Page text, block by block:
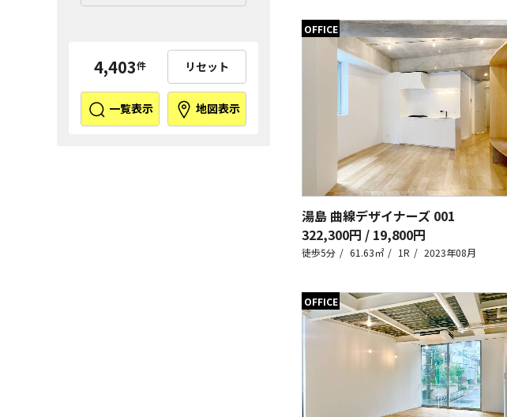
4,403件 リセット
一覧表示 地図表示
OFFICE
湯島 曲線デザイナーズ 001
322,300円 / 19,800円
徒歩5分 61.63㎡ 1R 2023年08月
OFFICE